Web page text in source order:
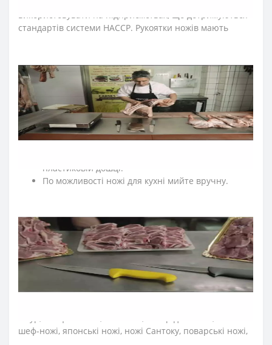
стандартів системи HACCP. Рукоятки ножів мають
≡ЧАСТІ ПИТАННЯ ПРО ПРОФЕСІЙНІ НОЖІ ARCOS
СЕРІЇ «2900»
➤Як доглядати за кухонними ножами Аркос?
Мийте кухонні ножі відразу після використання.
Після експлуатації протирайте насухо кухонні
ножі м'якою тканиною.
пластиковій дошці.
По можливості ножі для кухні мийте вручну.
Зберігаємо кухонні ножі в сухому, недоступному
для дітей місці.
➤Які ножі входять в професійну серію Аркос
До колекції увійшли професійні ножі м’ясника: для
шеф-ножі, японські ножі, ножі Сантоку, поварські ножі,